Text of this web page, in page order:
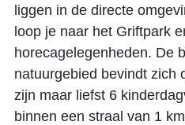
liggen in de directe
loop je naar het Griftpark
horecagelegenheden. De
natuurgebied bevindt zich
zijn maar liefst 6
binnen een straal van 1